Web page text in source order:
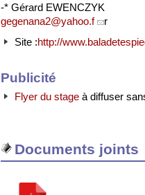
-* Gérard EWENCZYK
gegenana2@yahoo.f
r
Site :http://
Publicité
Flyer du stage à diffuser
Documents joints